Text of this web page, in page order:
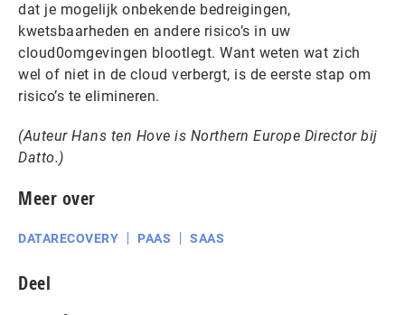
dat je mogelijk onbekende bedreigingen,
kwetsbaarheden en andere risico’s in uw
cloud0omgevingen blootlegt. Want weten wat zich
wel of niet in de cloud verbergt, is de eerste stap om
risico’s te elimineren.
(Auteur Hans ten Hove is Northern Europe Director bij
Datto.)
Meer over
DATARECOVERY PAAS SAAS
Deel